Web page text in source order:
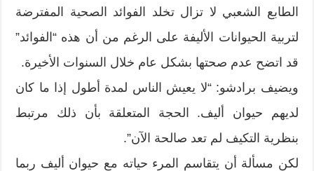
الطابع الشعبي لا تزال تخلد الفوائد الصحية المفترضة
لتربية الحيوانات الأليفة على الرغم من أن هذه “الفوائد”
قد اتضح عدم صحتها بشكل عام خلال السنوات الأخيرة.
ويضيف برادشو: “لا يعيش الناس لمدة أطول إذا ما كان
لديهم حيوان أليف. الحجة المتعلقة بأن ذلك مرتبط
بنظرية التكيف لم تعد صالحة الآن”.
لكن مسألة أن يتقاسم المرء حياته مع حيوان أليف ربما